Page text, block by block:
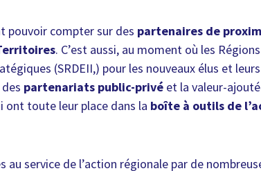
pouvoir compter sur des partenaires de
. C’est aussi, au moment où les
(SRDEII,) pour les nouveaux élus et
partenariats public-privé et la valeur-
ont toute leur place dans la boîte à outils de
au service de l’action régionale par de